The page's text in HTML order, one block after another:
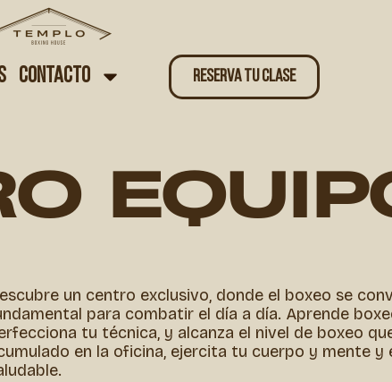
Contacto RESERVA TU CLASE
un centro exclusivo, donde el boxeo se
para combatir el día a día. Aprende
tu técnica, y alcanza el nivel de boxeo
en la oficina, ejercita tu cuerpo y mente y